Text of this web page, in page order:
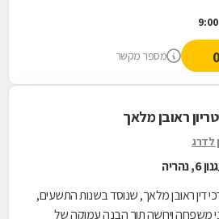
מספר מקשר
ראובן מלאך
לדרג
נהריה
דין ראובן מלאך, שנוסד בשנות התשעים,
משפחה וירושה תוך הבנה עמוקה של